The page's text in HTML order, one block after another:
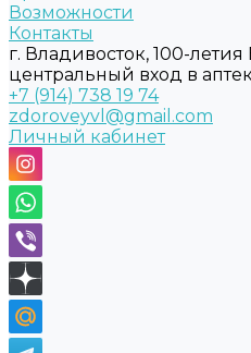
Возможности
Контакты
г. Владивосток, 100-
центральный вход в
+7 (914) 738 19 74
zdoroveyvl@gmail.com
Личный кабинет